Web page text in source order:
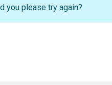
you please try again?